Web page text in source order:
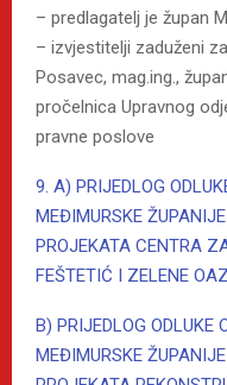
– predlagatelj je župan
– izvjestitelji zaduženi
Posavec, mag.ing.,
pročelnica Upravnog
pravne poslove
9. A) PRIJEDLOG
MEĐIMURSKE
PROJEKATA CENTRA
FEŠTETIĆ I ZELENE
B) PRIJEDLOG ODLUKE
MEĐIMURSKE